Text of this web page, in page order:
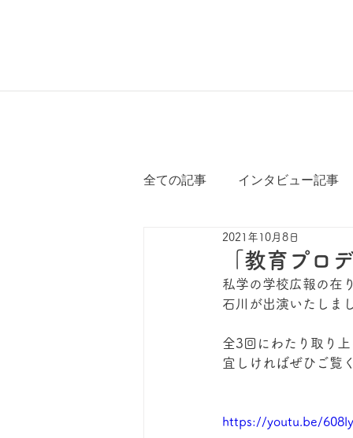
全ての記事 インタビュー記事
「教育プロ
2021年10月8日
私学の学校広報の在
石川が出演いたしま
全3回にわたり取り上
宜しければぜひご覧
https://youtu.be/